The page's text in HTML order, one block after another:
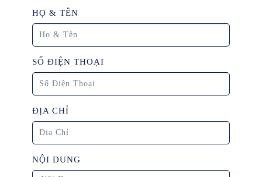
HỌ & TÊN
SỐ ĐIỆN THOẠI
ĐỊA CHỈ
NỘI DUNG